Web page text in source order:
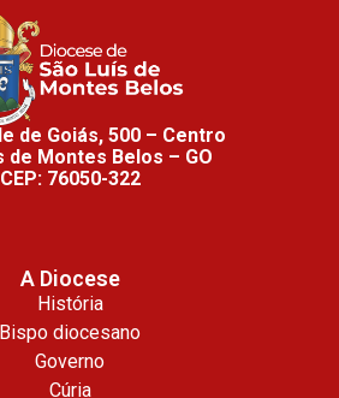
de Goiás, 500 – Centro
de Montes Belos – GO
CEP: 76050-322
A Diocese
História
Bispo diocesano
Governo
Cúria